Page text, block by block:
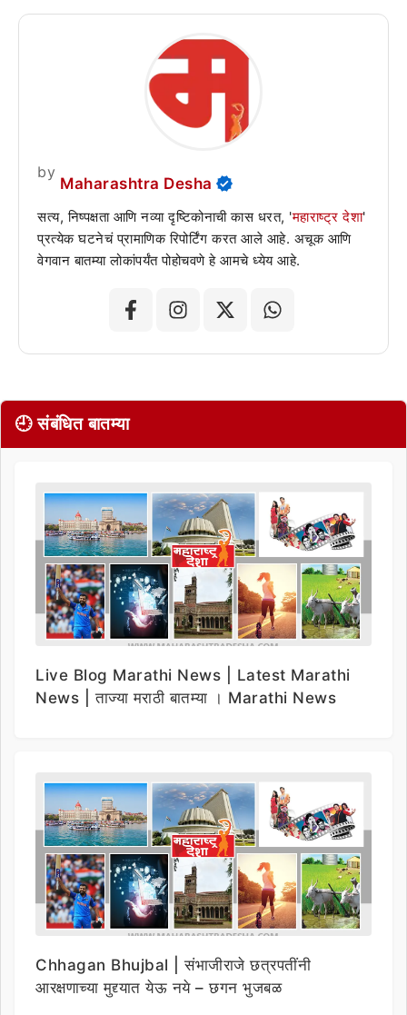
by
Maharashtra Desha
सत्य, निष्पक्षता आणि नव्या दृष्टिकोनाची कास धरत, 'महाराष्ट्र देशा'
प्रत्येक घटनेचं प्रामाणिक रिपोर्टिंग करत आले आहे. अचूक आणि
वेगवान बातम्या लोकांपर्यंत पोहोचवणे हे आमचे ध्येय आहे.
🕘 संबंधित बातम्या
Live Blog Marathi News | Latest Marathi
News | ताज्या मराठी बातम्या । Marathi News
Chhagan Bhujbal | संभाजीराजे छत्रपतींनी
आरक्षणाच्या मुद्द्यात येऊ नये – छगन भुजबळ